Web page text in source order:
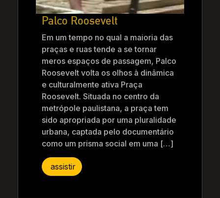
Palco Roosevelt
Em um tempo no qual a maioria das
praças e ruas tende a se tornar
meros espaços de passagem, Palco
Roosevelt volta os olhos à dinâmica
e culturalmente ativa Praça
Roosevelt. Situada no centro da
metrópole paulistana, a praça tem
sido apropriada por uma pluralidade
urbana, captada pelo documentário
como um prisma social em uma […]
assistir